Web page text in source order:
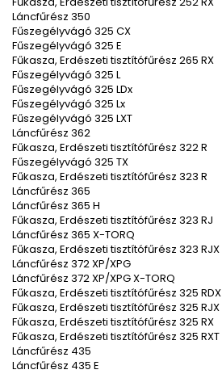
Láncfűrész 350
Fűszegélyvágó 325 CX
Fűszegélyvágó 325 E
Fűkasza, Erdészeti tisztítófűrész 265 RX
Fűszegélyvágó 325 L
Fűszegélyvágó 325 LDx
Fűszegélyvágó 325 Lx
Fűszegélyvágó 325 LXT
Láncfűrész 362
Fűkasza, Erdészeti tisztítófűrész 322 R
Fűszegélyvágó 325 TX
Fűkasza, Erdészeti tisztítófűrész 323 R
Láncfűrész 365
Láncfűrész 365 H
Fűkasza, Erdészeti tisztítófűrész 323 RJ
Láncfűrész 365 X-TORQ
Fűkasza, Erdészeti tisztítófűrész 323 RJX
Láncfűrész 372 XP/XPG
Láncfűrész 372 XP/XPG X-TORQ
Fűkasza, Erdészeti tisztítófűrész 325 RDX
Fűkasza, Erdészeti tisztítófűrész 325 RJX
Fűkasza, Erdészeti tisztítófűrész 325 RX
Fűkasza, Erdészeti tisztítófűrész 325 RXT
Láncfűrész 435
Láncfűrész 435 E